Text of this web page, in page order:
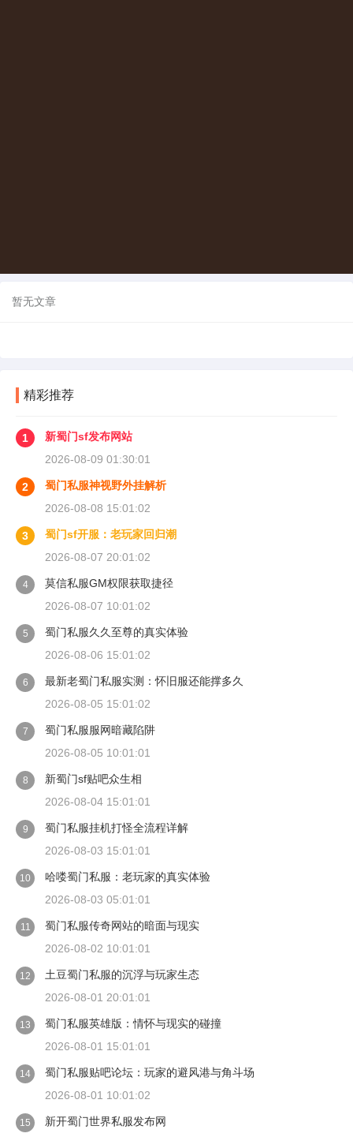
暂无文章
精彩推荐
1
新蜀门sf发布网站
2026-08-09 01:30:01
2
蜀门私服神视野外挂解析
2026-08-08 15:01:02
3
蜀门sf开服：老玩家回归潮
2026-08-07 20:01:02
4
莫信私服GM权限获取捷径
2026-08-07 10:01:02
5
蜀门私服久久至尊的真实体验
2026-08-06 15:01:02
6
最新老蜀门私服实测：怀旧服还能撑多久
2026-08-05 15:01:02
7
蜀门私服服网暗藏陷阱
2026-08-05 10:01:01
8
新蜀门sf贴吧众生相
2026-08-04 15:01:01
9
蜀门私服挂机打怪全流程详解
2026-08-03 15:01:01
10
哈喽蜀门私服：老玩家的真实体验
2026-08-03 05:01:01
11
蜀门私服传奇网站的暗面与现实
2026-08-02 10:01:01
12
土豆蜀门私服的沉浮与玩家生态
2026-08-01 20:01:01
13
蜀门私服英雄版：情怀与现实的碰撞
2026-08-01 15:01:01
14
蜀门私服贴吧论坛：玩家的避风港与角斗场
2026-08-01 10:01:02
15 新开蜀门世界私服发布网